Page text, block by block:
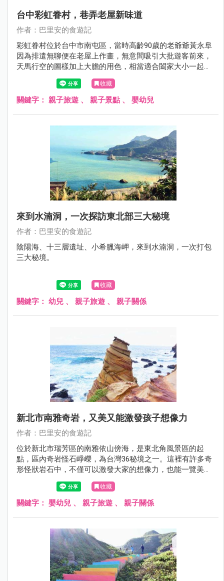
台中彩虹眷村，巷弄老屋新味道
作者：巴里安的食遊記
彩虹眷村位於台中市南屯區，當時高齡90歲的老爺爺黃永阜
因為排遣無聊便在老屋上作畫，無意間吸引大批遊客前來，
天馬行空的圖樣加上大膽的用色，相當適合闔家大小一起來
收藏
關鍵字： 親子旅遊 、 親子景點 、 嬰幼兒
來到水湳洞，一次探訪東北部三大秘境
作者：巴里安的食遊記
陰陽海、十三層遺址、小希臘海岬，來到水湳洞，一次打包
三大秘境。
收藏
關鍵字： 幼兒 、 親子旅遊 、 親子關係
新北市南雅奇岩，又美又能激發孩子想像力
作者：巴里安的食遊記
位於新北市瑞芳區的南雅依山傍海，是東北角風景區的起
點，區內奇岩怪石崢嶸，為台灣36秘境之一。這裡有許多奇
形怪狀岩石中，不僅可以激發大家的想像力，也能一覽美麗
收藏
關鍵字： 嬰幼兒 、 親子旅遊 、 親子關係